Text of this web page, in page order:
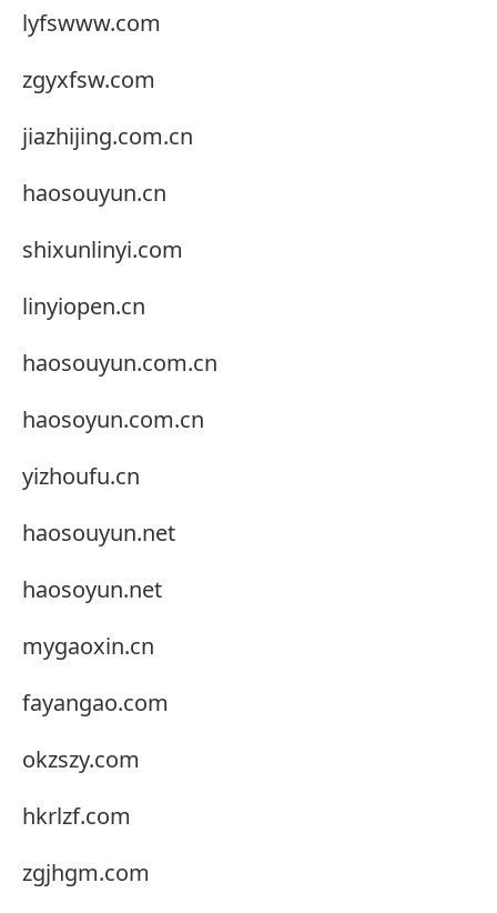
lyfswww.com
zgyxfsw.com
jiazhijing.com.cn
haosouyun.cn
shixunlinyi.com
linyiopen.cn
haosouyun.com.cn
haosoyun.com.cn
yizhoufu.cn
haosouyun.net
haosoyun.net
mygaoxin.cn
fayangao.com
okzszy.com
hkrlzf.com
zgjhgm.com